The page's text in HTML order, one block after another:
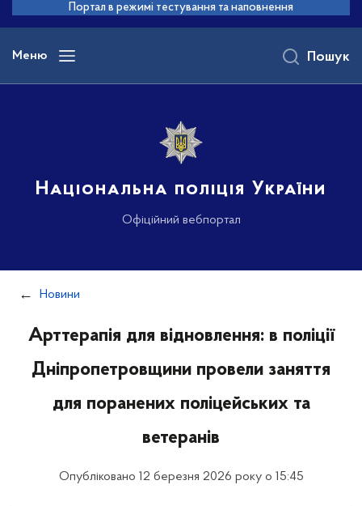
основного
вмісту
Портал в режимі тестування та наповнення
Меню
Національна поліція України
Офіційний вебпортал
Пошук
Новини
Арттерапія для відновлення: в поліції
Дніпропетровщини провели заняття
для поранених поліцейських та
ветеранів
Опубліковано 12 березня 2026 року о 15:45